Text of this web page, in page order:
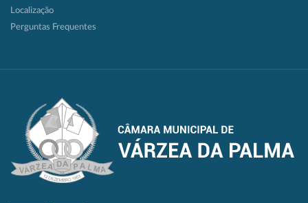
Localização
Perguntas Frequentes